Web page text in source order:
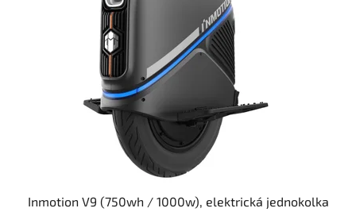
Inmotion V9 (750wh / 1000w), elektrická jednokolka